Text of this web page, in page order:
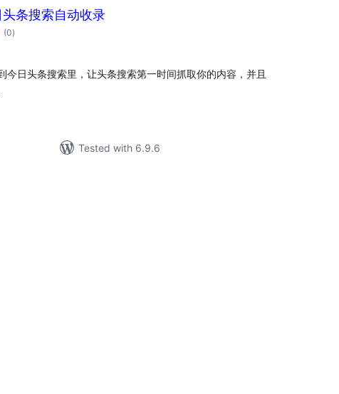
条搜索自动收录
(0total
ratings
)
今日头条搜索里，让头条搜索第一时间抓取你的内容，并且
Tested with 6.9.6